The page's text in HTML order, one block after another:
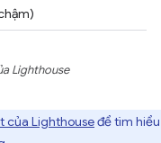
Lighthouse
của Lighthouseđể tìm hiểu